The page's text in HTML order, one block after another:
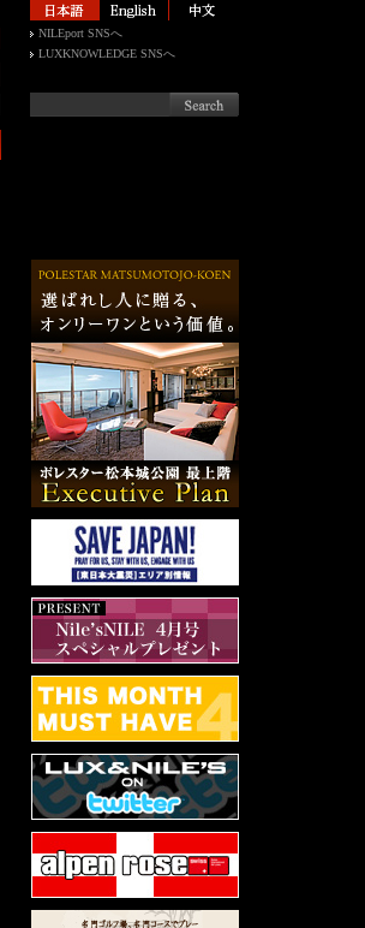
NILEport SNSへ
LUXKNOWLEDGE SNSへ